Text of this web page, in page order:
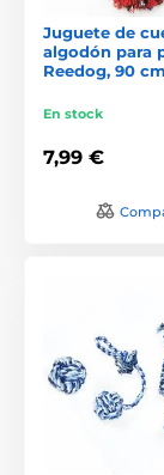
Juguete de
algodón para
Reedog, 90 cm
En stock
7,99 €